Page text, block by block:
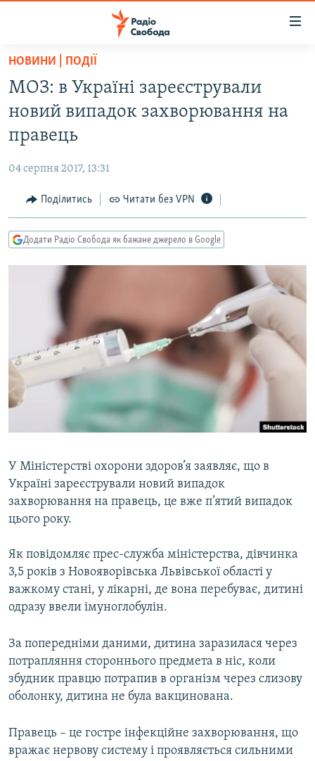
Перейти
основного
матеріалу
до
основної
навігації
Перейти
до
пошуку
ЕКОНОМІКА
СУСПІЛЬСТВО
РОСІЙСЬКА «ФІЛЬТРАЦІЯ»
ДОНБАС.РЕАЛІЇ
ТИ ЯК?
МУЛЬТИМЕДІА
ФОТО
СПЕЦПРОЄКТИ
ПОДКАСТИ
РУС
УКР
ДОЛУЧАЙСЯ!
Усі сайти RFE/RL
НОВИНИ | ПОДІЇ
МОЗ: в Україні зареєстрували
новий випадок захворювання на
правець
04 серпня 2017, 13:31
Поділитись Читати без VPN
Додати Радіо Свобода як бажане джерело в Google
У Міністерстві охорони здоров’я заявляє, що в
Україні зареєстрували новий випадок
захворювання на правець, це вже п’ятий випадок
цього року.
Як повідомляє прес-служба міністерства, дівчинка
3,5 років з Новояворівська Львівської області у
важкому стані, у лікарні, де вона перебуває, дитині
одразу ввели імуноглобулін.
За попередніми даними, дитина заразилася через
потрапляння стороннього предмета в ніс, коли
збудник правцю потрапив в організм через слизову
оболонку, дитина не була вакцинована.
Правець – це гостре інфекційне захворювання, що
вражає нервову систему і проявляється сильними